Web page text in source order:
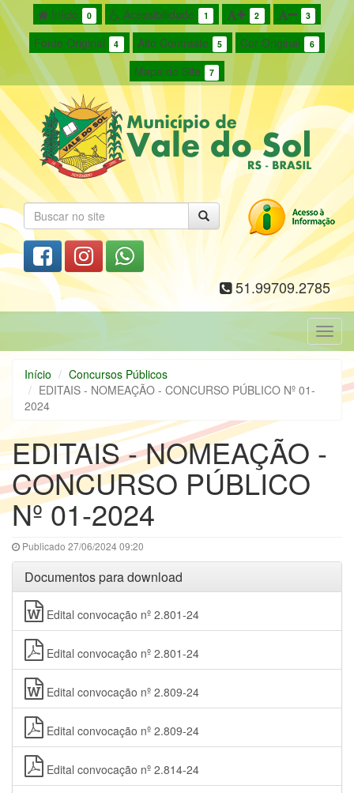
Início 0 Acessibilidade 1 2 3
Fonte Original 4 Alto Contraste 5 Cor Original 6
Mapa do Site 7
51.99709.2785
Início
Concursos Públicos
EDITAIS - NOMEAÇÃO - CONCURSO PÚBLICO Nº 01-
2024
EDITAIS - NOMEAÇÃO -
CONCURSO PÚBLICO
Nº 01-2024
Publicado 27/06/2024 09:20
Documentos para download
Edital convocação nº 2.801-24
Edital convocação nº 2.801-24
Edital convocação nº 2.809-24
Edital convocação nº 2.809-24
Edital convocação nº 2.814-24